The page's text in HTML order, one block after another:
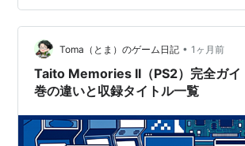
を総まとめします。 シリーズ目次はこち
カイブ大全シリーズ 目次ページ この記事
PS2レトロアーカイブの価値と評価ポイン
Toma（とま）のゲーム日記 • 1ヶ月前
Taito Memories II（PS2）完全ガイ
巻の違いと収録タイトル一覧